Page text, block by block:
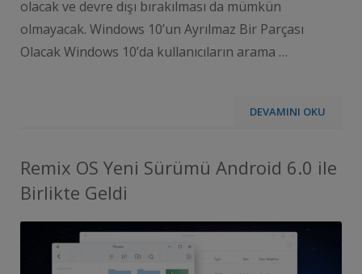
olacak ve devre dışı bırakılması da mümkün
olmayacak. Windows 10’un Ayrılmaz Bir Parçası
Olacak Windows 10’da kullanıcıların arama …
DEVAMINI OKU
Remix OS Yeni Sürümü Android 6.0 ile
Birlikte Geldi